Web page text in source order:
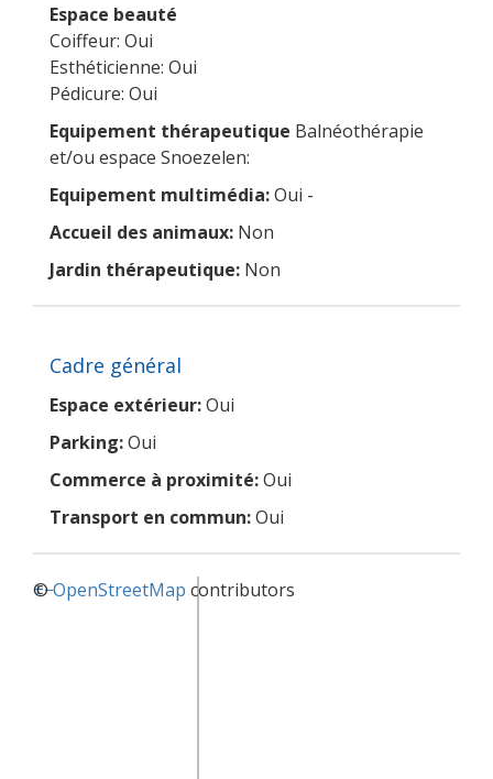
Espace beauté
Coiffeur: Oui
Esthéticienne: Oui
Pédicure: Oui
Equipement thérapeutique Balnéothérapie
et/ou espace Snoezelen:
Equipement multimédia:Oui -
Accueil des animaux: Non
Jardin thérapeutique: Non
Cadre général
Espace extérieur:Oui
Parking:Oui
Commerce à proximité:Oui
Transport en commun:Oui
+−
©OpenStreetMap contributors